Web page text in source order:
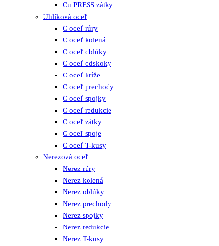
Cu PRESS zátky
Uhlíková oceľ
C oceľ rúry
C oceľ kolená
C oceľ oblúky
C oceľ odskoky
C oceľ kríže
C oceľ prechody
C oceľ spojky
C oceľ redukcie
C oceľ zátky
C oceľ spoje
C oceľ T-kusy
Nerezová oceľ
Nerez rúry
Nerez kolená
Nerez oblúky
Nerez prechody
Nerez spojky
Nerez redukcie
Nerez T-kusy